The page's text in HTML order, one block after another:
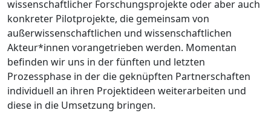
wissenschaftlicher Forschungsprojekte oder aber auch
konkreter Pilotprojekte, die gemeinsam von
außerwissenschaftlichen und wissenschaftlichen
Akteur*innen vorangetrieben werden. Momentan
befinden wir uns in der fünften und letzten
Prozessphase in der die geknüpften Partnerschaften
individuell an ihren Projektideen weiterarbeiten und
diese in die Umsetzung bringen.